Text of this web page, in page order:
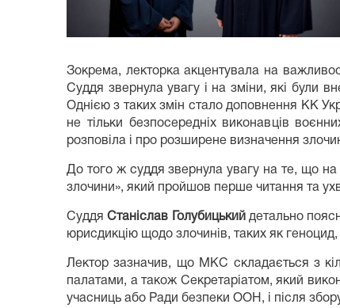
Зокрема, лекторка акцентувала на
Суддя звернула увагу і на зміни, які були
Однією з таких змін стало доповнення КК
не тільки безпосередніх виконавців
розповіла і про розширене визначення
До того ж суддя звернула увагу на те, що на
злочини», який пройшов перше читання та
СуддяСтаніслав Голубицькийдетально
юрисдикцію щодо злочинів, таких як геноцид,
Лектор зазначив, що МКС складається з
палатами, а також Секретаріатом, який
учасниць або Ради безпеки ООН, і після